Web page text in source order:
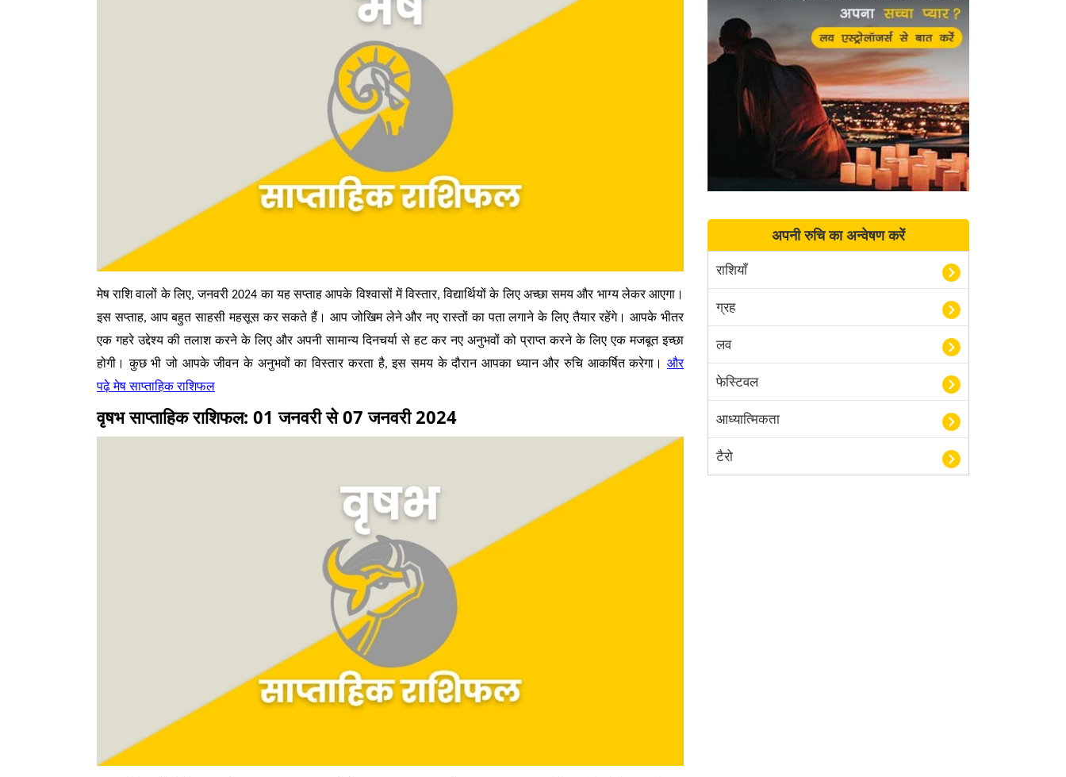
मेष राशि वालों के लिए, जनवरी 2024 का यह सप्ताह आपके विश्वासों में विस्तार, विद्यार्थियों के लिए अच्छा समय और भाग्य लेकर आएगा।
इस सप्ताह, आप बहुत साहसी महसूस कर सकते हैं। आप जोखिम लेने और नए रास्तों का पता लगाने के लिए तैयार रहेंगे। आपके भीतर
एक गहरे उद्देश्य की तलाश करने के लिए और अपनी सामान्य दिनचर्या से हट कर नए अनुभवों को प्राप्त करने के लिए एक मजबूत इच्छा
होगी। कुछ भी जो आपके जीवन के अनुभवों का विस्तार करता है, इस समय के दौरान आपका ध्यान और रुचि आकर्षित करेगा।
और
पढ़े मेष साप्ताहिक राशिफल
वृषभ साप्ताहिक राशिफल: 01 जनवरी से 07 जनवरी 2024
अपनी रुचि का अन्वेषण करें
राशियाँ
ग्रह
लव
फेस्टिवल
आध्यात्मिकता
टैरो